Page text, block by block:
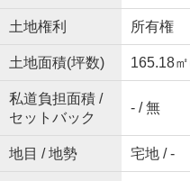
土地権利 所有権
土地面積(坪数) 165.18
私道負担面積 /
セットバック
- / 無
地目 / 地勢 宅地 / -